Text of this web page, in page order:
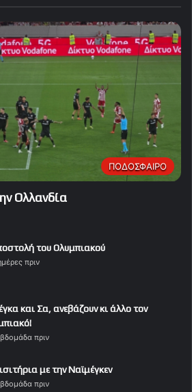
ΠΟΔΟΣΦΑΙΡΟ
Ολλανδία
του Ολυμπιακού
πριν
και Σα, ανεβάζουν κι άλλο τον
πριν
με την Ναϊμέγκεν
πριν